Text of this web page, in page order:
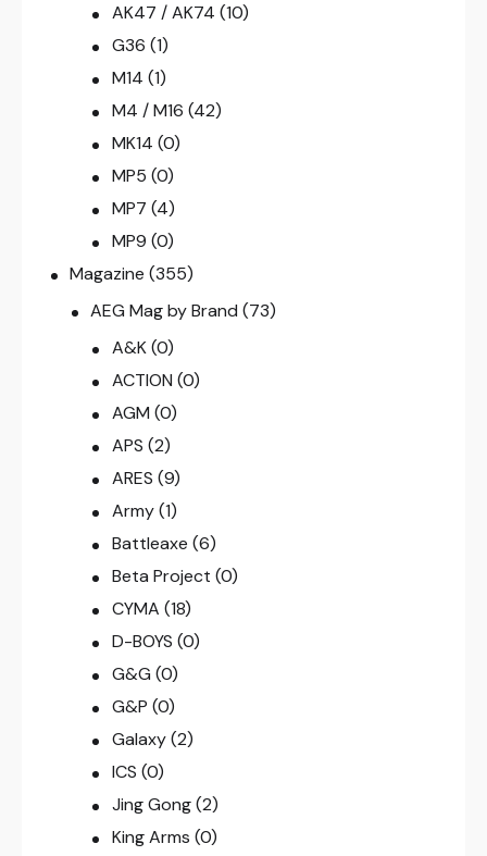
AK47 / AK74 (10)
G36 (1)
M14 (1)
M4 / M16 (42)
MK14 (0)
MP5 (0)
MP7 (4)
MP9 (0)
Magazine (355)
AEG Mag by Brand (73)
A&K (0)
ACTION (0)
AGM (0)
APS (2)
ARES (9)
Army (1)
Battleaxe (6)
Beta Project (0)
CYMA (18)
D-BOYS (0)
G&G (0)
G&P (0)
Galaxy (2)
ICS (0)
Jing Gong (2)
King Arms (0)